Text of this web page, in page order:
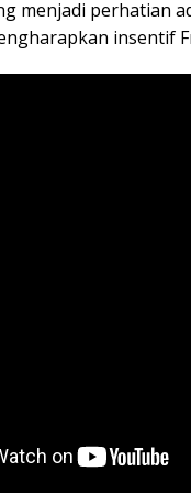
menjadi perhatian
insentif